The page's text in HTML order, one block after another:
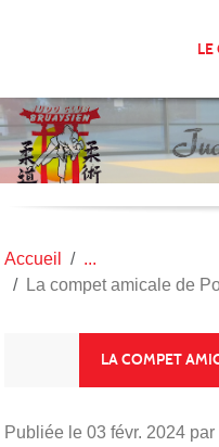
LE
Accueil
La compet amicale de
LA COMPET
Publiée le 03 févr. 2024 par